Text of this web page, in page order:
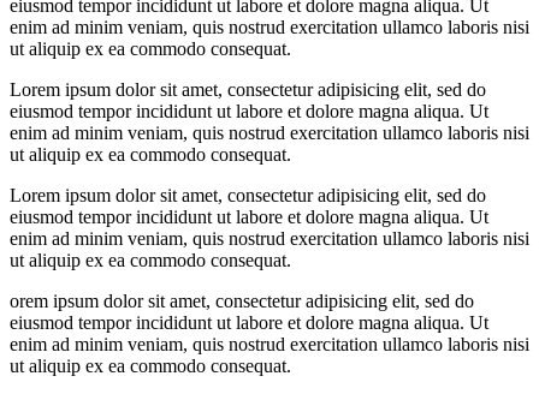
eiusmod tempor incididunt ut labore et dolore magna aliqua. Ut
enim ad minim veniam, quis nostrud exercitation ullamco laboris nisi
ut aliquip ex ea commodo consequat.
Lorem ipsum dolor sit amet, consectetur adipisicing elit, sed do
eiusmod tempor incididunt ut labore et dolore magna aliqua. Ut
enim ad minim veniam, quis nostrud exercitation ullamco laboris nisi
ut aliquip ex ea commodo consequat.
Lorem ipsum dolor sit amet, consectetur adipisicing elit, sed do
eiusmod tempor incididunt ut labore et dolore magna aliqua. Ut
enim ad minim veniam, quis nostrud exercitation ullamco laboris nisi
ut aliquip ex ea commodo consequat.
orem ipsum dolor sit amet, consectetur adipisicing elit, sed do
eiusmod tempor incididunt ut labore et dolore magna aliqua. Ut
enim ad minim veniam, quis nostrud exercitation ullamco laboris nisi
ut aliquip ex ea commodo consequat.